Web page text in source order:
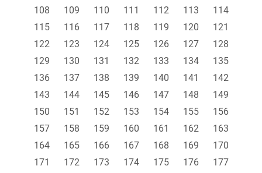
108
109 110 111 112 113
114
115
116 117 118 119 120
121
122
123 124 125 126 127
128
129
130 131 132 133 134
135
136
137 138 139 140 141
142
143
144 145 146 147 148
149
150
151 152 153 154 155
156
157
158 159 160 161 162
163
164
165 166 167 168 169
170
171
172 173 174 175 176
177